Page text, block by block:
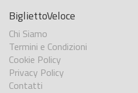
BigliettoVeloce
Chi Siamo
Termini e Condizioni
Cookie Policy
Privacy Policy
Contatti